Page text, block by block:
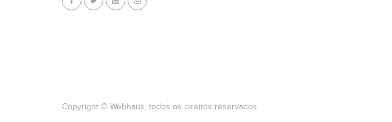
Copyright © Webhaus, todos os direitos reservados.